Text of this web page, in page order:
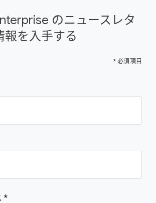
のニュースレタ
報を入手する
* 必須項目